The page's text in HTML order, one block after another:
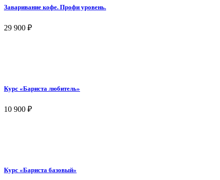
Заваривание кофе. Профи уровень.
29 900 ₽
Курс «Бариста любитель»
10 900 ₽
Курс «Бариста базовый»